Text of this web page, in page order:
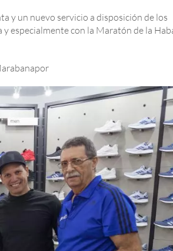
y un nuevo servicio a disposición de los
especialmente con la Maratón de la